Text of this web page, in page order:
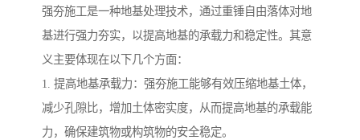
强夯施工是一种地基处理技术，通过重锤自由落体对地
基进行强力夯实，以提高地基的承载力和稳定性。其意
义主要体现在以下几个方面：
1. 提高地基承载力：强夯施工能够有效压缩地基土体，
减少孔隙比，增加土体密实度，从而提高地基的承载能
力，确保建筑物或构筑物的安全稳定。